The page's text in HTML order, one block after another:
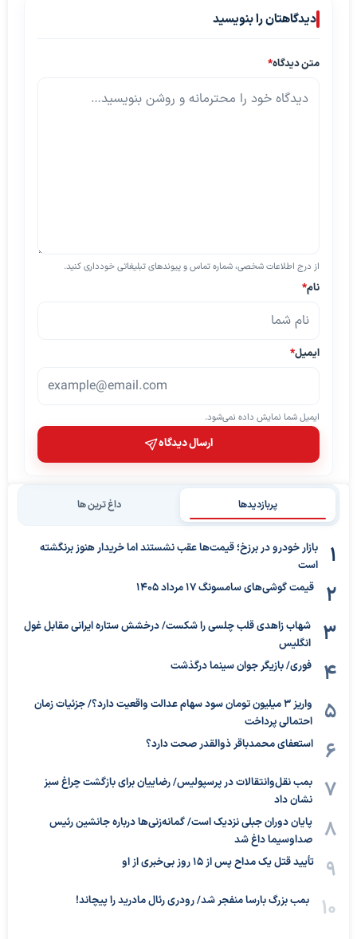
دیدگاهتان را بنویسید
متن دیدگاه*
از درج اطلاعات شخصی، شماره تماس و پیوندهای تبلیغاتی خودداری کنید.
نام*
ایمیل*
ایمیل شما نمایش داده نمی‌شود.
ارسال دیدگاه
پربازدیدها داغ ترین ها
بازار خودرو در برزخ؛ قیمت‌ها عقب نشستند اما خریدار هنوز برنگشته
است
قیمت گوشی‌های سامسونگ 17 مرداد 1405
شهاب زاهدی قلب چلسی را شکست/ درخشش ستاره ایرانی مقابل غول
انگلیس
فوری/ بازیگر جوان سینما درگذشت
واریز ۳ میلیون تومان سود سهام عدالت واقعیت دارد؟/ جزئیات زمان
احتمالی پرداخت
استعفای محمدباقر ذوالقدر صحت دارد؟
بمب نقل‌وانتقالات در پرسپولیس/ رضاییان برای بازگشت چراغ سبز
نشان داد
پایان دوران جبلی نزدیک است/ گمانه‌زنی‌ها درباره جانشین رئیس
صداوسیما داغ شد
تأیید قتل یک مداح پس از ۱۵ روز بی‌خبری از او
بمب بزرگ بارسا منفجر شد/ رودری رئال مادرید را پیچاند!